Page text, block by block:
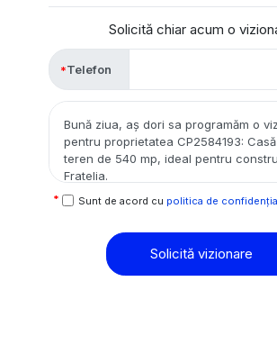
Solicită chiar acum o
Telefon
Sunt de acord cu politica de
Solicită vizionare